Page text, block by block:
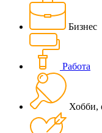
Бизнес
Работа
Хобби,